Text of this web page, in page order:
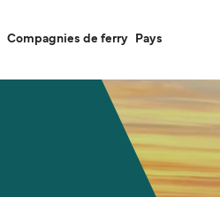
Compagnies de ferry Pays